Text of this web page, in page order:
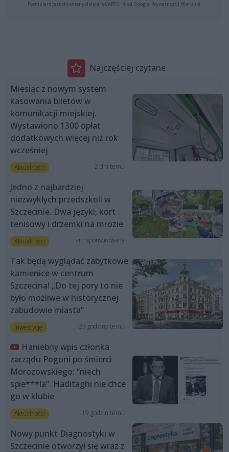
Formularz jest chroniony dzięki reCAPTCHA od Google: Prywatność | Warunki
Najczęściej czytane
Miesiąc z nowym system
kasowania biletów w
komunikacji miejskiej.
Wystawiono 1300 opłat
dodatkowych więcej niż rok
wcześniej
Aktualności 2 dni temu
Jedno z najbardziej
niezwykłych przedszkoli w
Szczecinie. Dwa języki, kort
tenisowy i drzemki na mrozie
Aktualności art. sponsorowany
Tak będą wyglądać zabytkowe
kamienice w centrum
Szczecina! „Do tej pory to nie
było możliwe w historycznej
zabudowie miasta”
Inwestycje 23 godziny temu
Haniebny wpis członka
zarządu Pogoni po śmierci
Morozowskiego: “niech
spie***la”. Haditaghi nie chce
go w klubie
Aktualności 19 godzin temu
Nowy punkt Diagnostyki w
Szczecinie otworzył się wraz z